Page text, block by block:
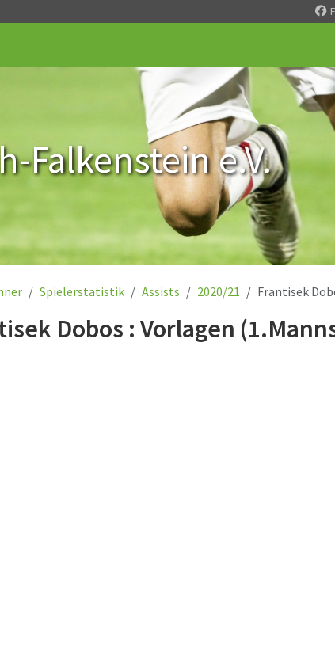
Falkenstein e.V.
Spielerstatistik Assists 2020/21 Frantisek
Dobos : Vorlagen